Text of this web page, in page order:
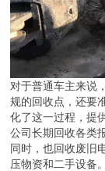
对于普通车主来说
规的回收点，还要
化了这一过程，提
公司长期回收各类
同时，也回收废旧
压物资和二手设备